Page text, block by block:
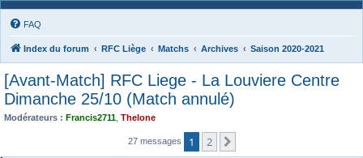
FAQ
Index du forum RFC Liège Matchs Archives Saison 2020-2021
[Avant-Match] RFC Liege - La Louviere Centre
Dimanche 25/10 (Match annulé)
Modérateurs : Francis2711 Thelone
27 messages 1 2